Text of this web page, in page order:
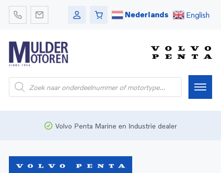
Nederlands English
Volvo Penta Marine en Industrie dealer